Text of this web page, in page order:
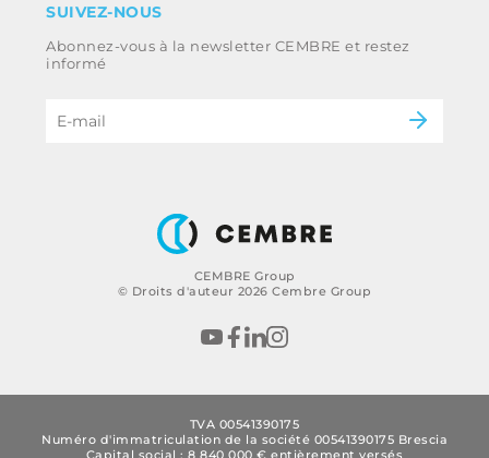
CEMBRE Group
© Droits d'auteur 2026 Cembre Group
Whistleblowing
Code d’éthique et politique anti-corruption
du groupe
Énergie
B2B Disclaimer
SUIVEZ-NOUS
Abonnez-vous à la newsletter CEMBRE et restez
informé
TVA 00541390175
Numéro d'immatriculation de la société 00541390175 Brescia
Capital social : 8 840 000 € entièrement versés